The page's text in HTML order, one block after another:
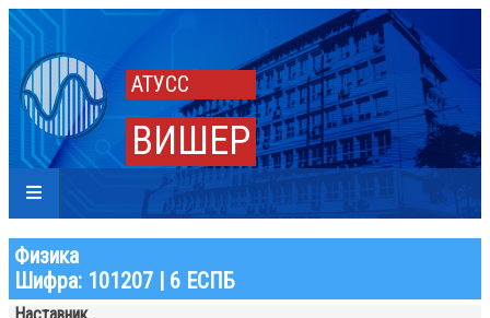
АТУСС
ВИШЕР
Физика
Шифра: 101207 | 6 ЕСПБ